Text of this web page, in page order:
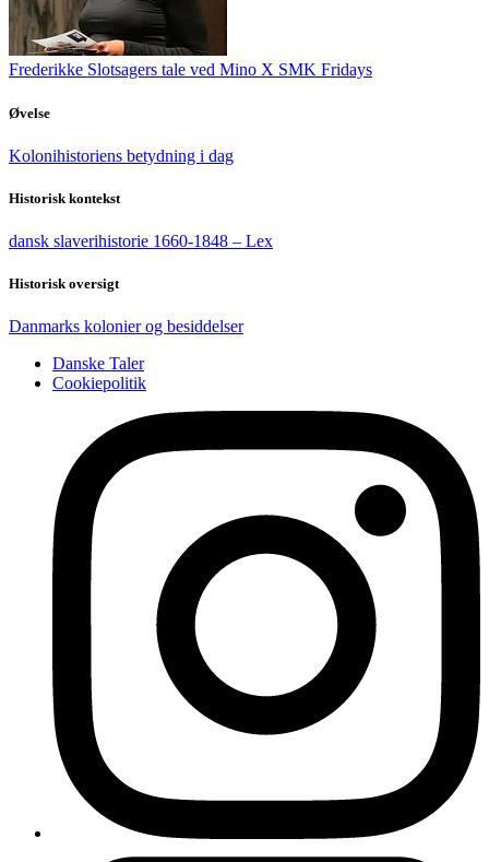
Frederikke Slotsagers tale ved Mino X SMK Fridays
Øvelse
Kolonihistoriens betydning i dag
Historisk kontekst
dansk slaverihistorie 1660-1848 – Lex
Historisk oversigt
Danmarks kolonier og besiddelser
Danske Taler
Cookiepolitik